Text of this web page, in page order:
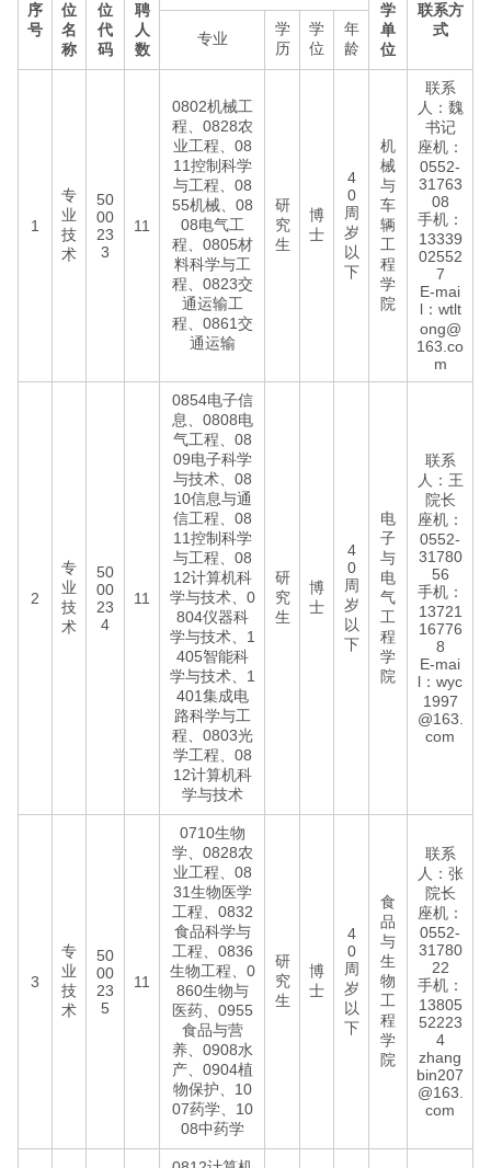
序
号
位
名
称
位
代
码
聘
人
数
学
单
位
联系方
式
专业
学
历
学
位
年
龄
1
专
业
技
术
50
00
23
3
11
0802机械工
程、0828农
业工程、08
11控制科学
与工程、08
55机械、08
08电气工
程、0805材
料科学与工
程、0823交
通运输工
程、0861交
通运输
研
究
生
博
士
4
0
周
岁
以
下
机
械
与
车
辆
工
程
学
院
联系
人：魏
书记
座机：
0552-
31763
08
手机：
13339
02552
7
E-mai
l：wtlt
ong@
163.co
m
2
专
业
技
术
50
00
23
4
11
0854电子信
息、0808电
气工程、08
09电子科学
与技术、08
10信息与通
信工程、08
11控制科学
与工程、08
12计算机科
学与技术、0
804仪器科
学与技术、1
405智能科
学与技术、1
401集成电
路科学与工
程、0803光
学工程、08
12计算机科
学与技术
研
究
生
博
士
4
0
周
岁
以
下
电
子
与
电
气
工
程
学
院
联系
人：王
院长
座机：
0552-
31780
56
手机：
13721
16776
8
E-mai
l：wyc
1997
@163.
com
3
专
业
技
术
50
00
23
5
11
0710生物
学、0828农
业工程、08
31生物医学
工程、0832
食品科学与
工程、0836
生物工程、0
860生物与
医药、0955
食品与营
养、0908水
产、0904植
物保护、10
07药学、10
08中药学
研
究
生
博
士
4
0
周
岁
以
下
食
品
与
生
物
工
程
学
院
联系
人：张
院长
座机：
0552-
31780
22
手机：
13805
52223
4
zhang
bin207
@163.
com